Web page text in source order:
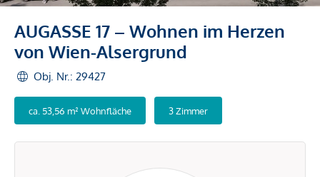
AUGASSE 17 – Wohnen im Herzen
von Wien-Alsergrund
Obj. Nr.: 29427
ca. 53,56 m² Wohnfläche 3 Zimmer